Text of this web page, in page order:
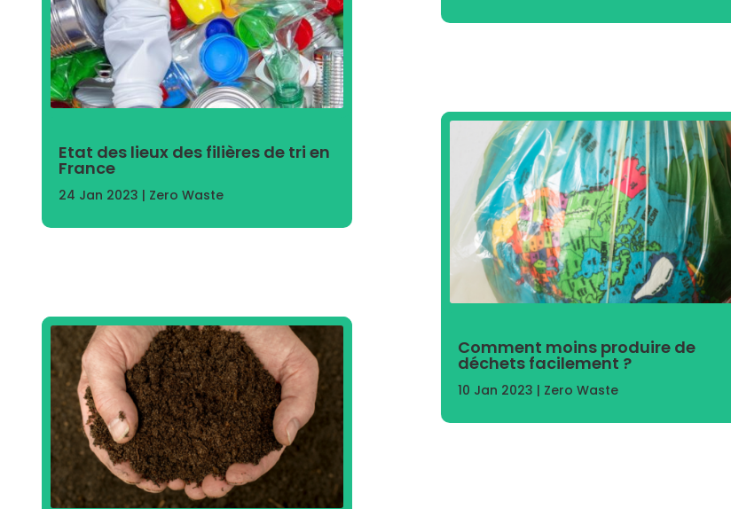
Etat des lieux des filières de tri en
France
24 Jan 2023 | Zero Waste
Comment moins produire de
déchets facilement ?
10 Jan 2023 | Zero Waste